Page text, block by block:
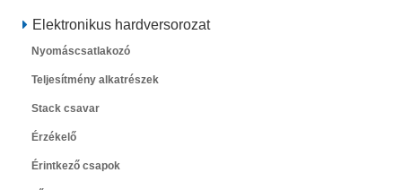
Elektronikus hardversorozat
Nyomáscsatlakozó
Teljesítmény alkatrészek
Stack csavar
Érzékelő
Érintkező csapok